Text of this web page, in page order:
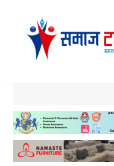
content